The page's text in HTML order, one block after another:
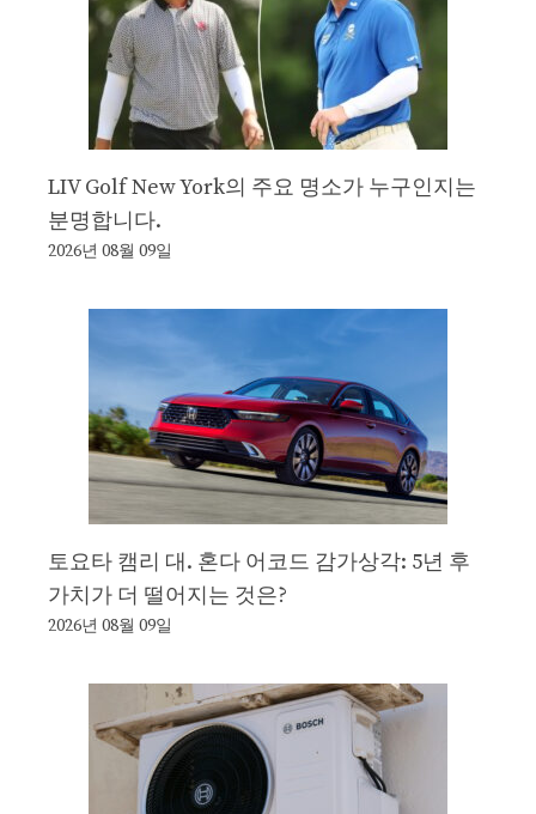
LIV Golf New York의 주요 명소가 누구인지는
분명합니다.
2026년 08월 09일
토요타 캠리 대. 혼다 어코드 감가상각: 5년 후
가치가 더 떨어지는 것은?
2026년 08월 09일